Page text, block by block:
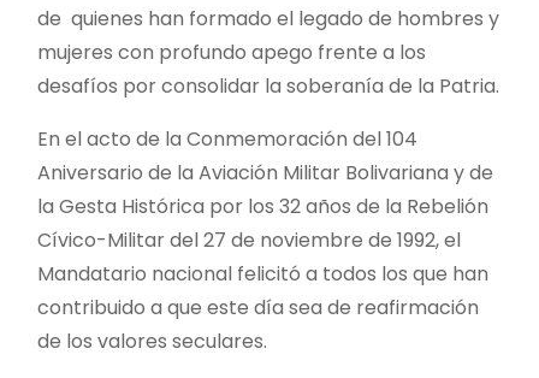
de quienes han formado el legado de hombres y
mujeres con profundo apego frente a los
desafíos por consolidar la soberanía de la Patria.
En el acto de la Conmemoración del 104
Aniversario de la Aviación Militar Bolivariana y de
la Gesta Histórica por los 32 años de la Rebelión
Cívico-Militar del 27 de noviembre de 1992, el
Mandatario nacional felicitó a todos los que han
contribuido a que este día sea de reafirmación
de los valores seculares.